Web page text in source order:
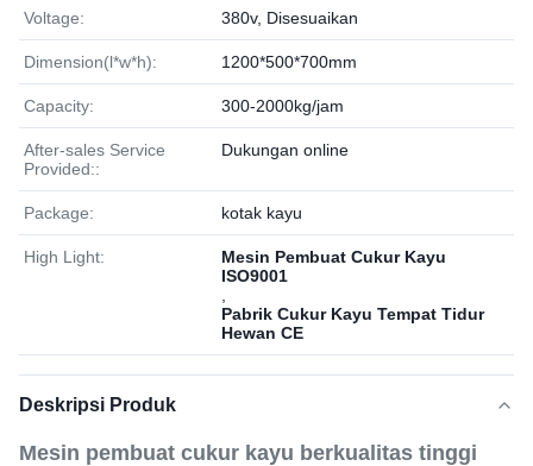
Voltage: 380v, Disesuaikan
Dimension(l*w*h): 1200*500*700mm
Capacity: 300-2000kg/jam
After-sales Service
Provided::
Dukungan online
Package: kotak kayu
High Light:
Mesin Pembuat Cukur Kayu
ISO9001
Pabrik Cukur Kayu Tempat Tidur
Hewan CE
Deskripsi Produk
Mesin pembuat cukur kayu berkualitas tinggi